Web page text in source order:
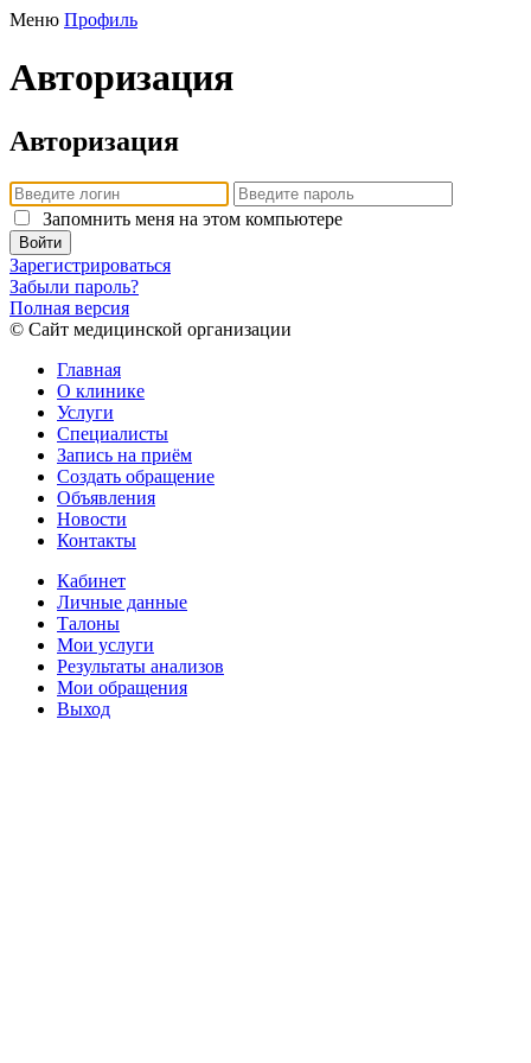
Меню Профиль
Авторизация
Авторизация
Запомнить меня на этом компьютере
Войти
Зарегистрироваться
Забыли пароль?
Полная версия
© Сайт медицинской организации
Главная
О клинике
Услуги
Специалисты
Запись на приём
Создать обращение
Объявления
Новости
Контакты
Кабинет
Личные данные
Талоны
Мои услуги
Результаты анализов
Мои обращения
Выход